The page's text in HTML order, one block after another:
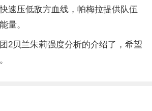
速压低敌方血线，帕梅拉提供队伍
量。
2贝兰朱莉强度分析的介绍了，希望